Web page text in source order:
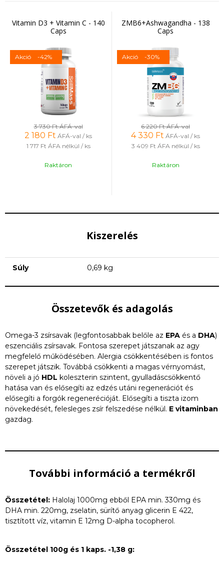
Vitamin D3 + Vitamin C - 140
Caps
Akció -42%
3 730 FtÁFÁ-val
2 180 Ft ÁFÁ-val / ks
1 717 Ft ÁFA nélkül / ks
Raktáron
ZMB6+Ashwagandha - 138
Caps
Akció -30%
6 220 FtÁFÁ-val
4 330 Ft ÁFÁ-val / ks
3 409 Ft ÁFA nélkül / ks
Raktáron
Kiszerelés
Súly 0,69 kg
Összetevők és adagolás
Omega-3 zsírsavak (legfontosabbak belőle az EPA és a DHA)
eszenciális zsírsavak. Fontosa szerepet játszanak az agy
megfelelő működésében. Alergia csökkentésében is fontos
szerepet játszik. Továbbá csökkenti a magas vérnyomást,
növeli a jó HDL koleszterin szintent, gyulladáscsökkentő
hatása van és elősegíti az edzés utáni regenerációt és
elősegíti a forgók regenerécióját. Elősegíti a tiszta izom
növekedését, felesleges zsír felszedése nélkül. E vitaminban
gazdag.
További információ a termékről
Összetétel: Halolaj 1000mg ebből EPA min. 330mg és
DHA min. 220mg, zselatin, sürítő anyag glicerin E 422,
tisztított víz, vitamin E 12mg D-alpha tocopherol.
Összetétel 100g és 1 kaps. -1,38 g: